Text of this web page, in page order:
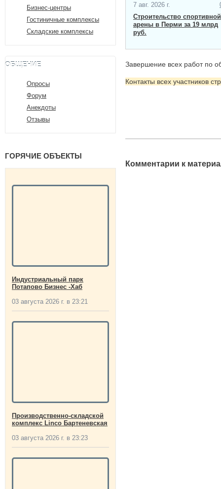
Бизнес-центры
Гостиничные комплексы
Складские комплексы
ОБЩЕНИЕ
Опросы
Форум
Анекдоты
Отзывы
ГОРЯЧИЕ ОБЪЕКТЫ
Индустриальный парк
Потапово Бизнес -Хаб
03 августа 2026 г. в 23:21
Производственно-складской
комплекс Linco Бартеневская
03 августа 2026 г. в 23:23
7 авг. 2026 г.
Строительство спортивной
арены в Перми за 19 млрд
руб.
Завершение всех работ по
Контакты всех участников
Комментарии к